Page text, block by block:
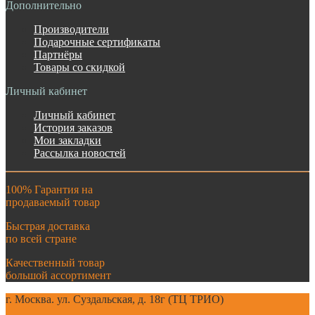
Дополнительно
Производители
Подарочные сертификаты
Партнёры
Товары со скидкой
Личный кабинет
Личный кабинет
История заказов
Мои закладки
Рассылка новостей
100% Гарантия на
продаваемый товар
Быстрая доставка
по всей стране
Качественный товар
большой ассортимент
г. Москва. ул. Суздальская, д. 18г (ТЦ ТРИО)